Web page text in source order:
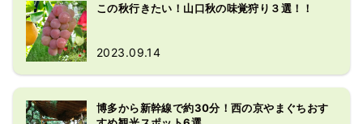
この秋行きたい！山口秋の味覚狩り３選！！
2023.09.14
博多から新幹線で約30分！西の京やまぐちおす